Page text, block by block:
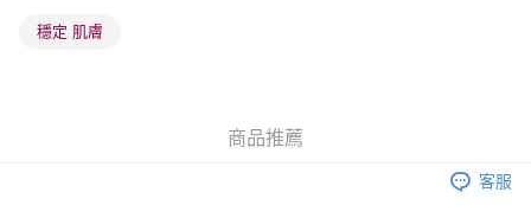
每筆HK$20.00，滿HK$100.00或以上免運費
穩定 肌膚
商品推薦
客服